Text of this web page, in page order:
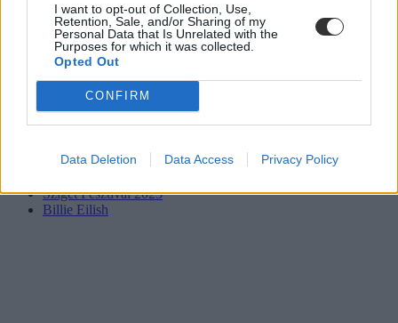
I want to opt-out of Collection, Use,
Retention, Sale, and/or Sharing of my
Personal Data that Is Unrelated with the
Purposes for which it was collected.
Opted Out
CONFIRM
Data Deletion Data Access Privacy Policy
sziget
Sziget Fesztivál 2023
Billie Eilish